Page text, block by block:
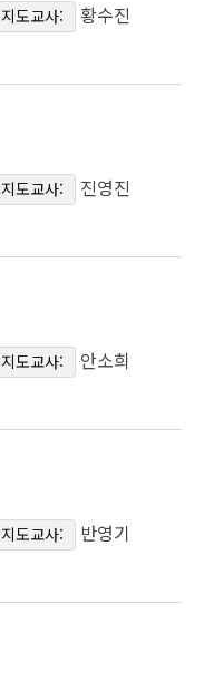
지도교사: 황수진
지도교사: 진영진
지도교사: 안소희
지도교사: 반영기